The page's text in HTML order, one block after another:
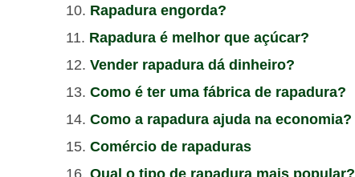
Rapadura engorda?
Rapadura é melhor que açúcar?
Vender rapadura dá dinheiro?
Como é ter uma fábrica de rapadura?
Como a rapadura ajuda na economia?
Comércio de rapaduras
Qual o tipo de rapadura mais popular?